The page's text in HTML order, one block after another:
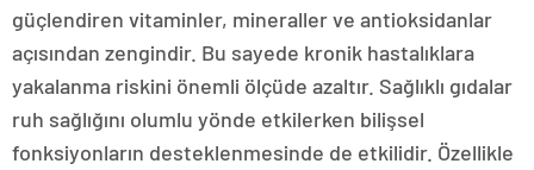
güçlendiren vitaminler, mineraller ve antioksidanlar
açısından zengindir. Bu sayede kronik hastalıklara
yakalanma riskini önemli ölçüde azaltır. Sağlıklı gıdalar
ruh sağlığını olumlu yönde etkilerken bilişsel
fonksiyonların desteklenmesinde de etkilidir. Özellikle